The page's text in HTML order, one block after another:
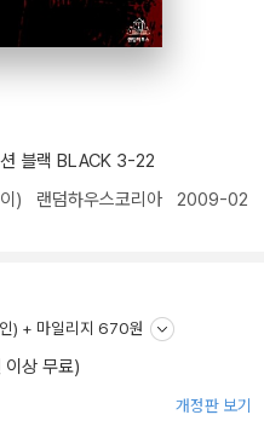
블랙 BLACK 3-22
) 랜덤하우스코리아 2009-02
) + 마일리지 670원
상 무료)
개정판 보기